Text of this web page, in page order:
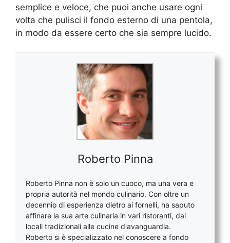
semplice e veloce, che puoi anche usare ogni
volta che pulisci il fondo esterno di una pentola,
in modo da essere certo che sia sempre lucido.
Roberto Pinna
Roberto Pinna non è solo un cuoco, ma una vera e
propria autorità nel mondo culinario. Con oltre un
decennio di esperienza dietro ai fornelli, ha saputo
affinare la sua arte culinaria in vari ristoranti, dai
locali tradizionali alle cucine d'avanguardia.
Roberto si è specializzato nel conoscere a fondo